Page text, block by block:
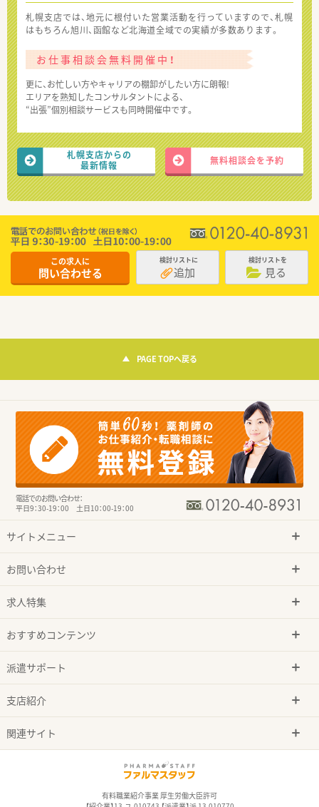
札幌支店では、地元に根付いた営業活動を行っていますので、札幌
はもちろん旭川、函館など北海道全域での実績が多数あります。
お仕事相談会無料開催中！
更に、お忙しい方やキャリアの棚卸がしたい方に朗報!
エリアを熟知したコンサルタントによる、
“出張”個別相談サービスも同時開催中です。
札幌支店からの
最新情報
無料相談会を予約
この求人に
問い合わせる
検討リストに
追加
検討リストを
見る
PAGE TOPへ戻る
電話でのお問い合わせ：
平日9：30-19：00 土日10：00-19：00
サイトメニュー
お問い合わせ
求人特集
おすすめコンテンツ
派遣サポート
支店紹介
関連サイト
有料職業紹介事業 厚生労働大臣許可